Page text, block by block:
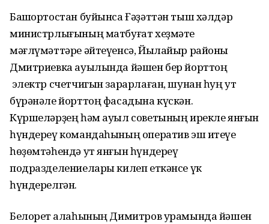
Башҡортостан буйынса Ғәҙәттән тыш хәлдәр
министрлығының матбуғат хеҙмәте
мәғлүмәттәре әйтеүенсә, Йылайыр районы
Дмитриевка ауылында йәшен бер йорттоң
электр счетчигын зарарлаған, шунан һуң ут
бүрәнәле йорттоң фасадына күскән.
Күршеләрҙең һәм ауыл советының ирекле янғын
һүндереү командаһының оператив эш итеүе
һөҙөмтәһендә ут янғын һүндереү
подразделениелары килеп еткәнсе үк
һүндерелгән.
Белорет ҡалаһының Димитров урамында йәшен